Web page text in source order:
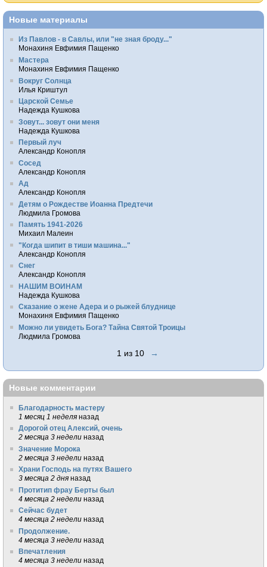
Новые материалы
Из Павлов - в Савлы, или "не зная броду..."
Монахиня Евфимия Пащенко
Мастера
Монахиня Евфимия Пащенко
Вокруг Солнца
Илья Криштул
Царской Семье
Надежда Кушкова
Зовут... зовут они меня
Надежда Кушкова
Первый луч
Александр Конопля
Сосед
Александр Конопля
Ад
Александр Конопля
Детям о Рождестве Иоанна Предтечи
Людмила Громова
Память 1941-2026
Михаил Малеин
"Когда шипит в тиши машина..."
Александр Конопля
Снег
Александр Конопля
НАШИМ ВОИНАМ
Надежда Кушкова
Сказание о жене Адера и о рыжей блуднице
Монахиня Евфимия Пащенко
Можно ли увидеть Бога? Тайна Святой Троицы
Людмила Громова
1 из 10 →
Новые комментарии
Благодарность мастеру
1 месяц 1 неделя назад
Дорогой отец Алексий, очень
2 месяца 3 недели назад
Значение Морока
2 месяца 3 недели назад
Храни Господь на путях Вашего
3 месяца 2 дня назад
Протитип фрау Берты был
4 месяца 2 недели назад
Сейчас будет
4 месяца 2 недели назад
Продолжение.
4 месяца 3 недели назад
Впечатления
4 месяца 3 недели назад